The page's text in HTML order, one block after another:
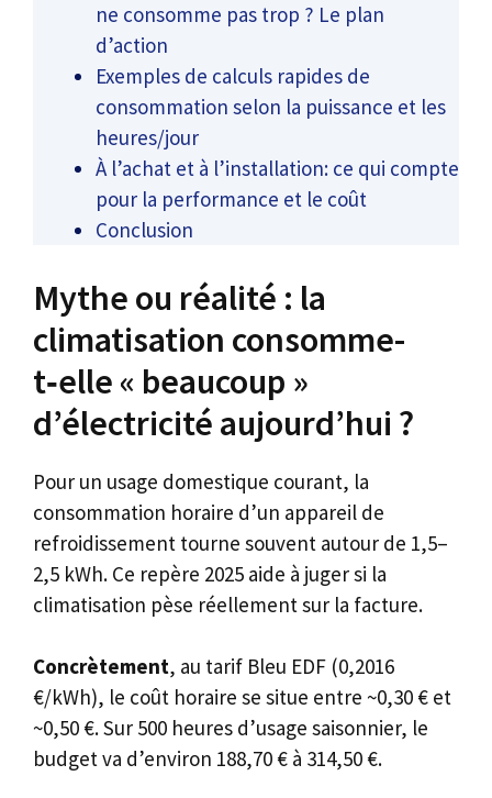
ne consomme pas trop ? Le plan
d’action
Exemples de calculs rapides de
consommation selon la puissance et les
heures/jour
À l’achat et à l’installation: ce qui compte
pour la performance et le coût
Conclusion
Mythe ou réalité : la
climatisation consomme-
t‑elle « beaucoup »
d’électricité aujourd’hui ?
Pour un usage domestique courant, la
consommation horaire d’un appareil de
refroidissement tourne souvent autour de 1,5–
2,5 kWh. Ce repère 2025 aide à juger si la
climatisation pèse réellement sur la facture.
Concrètement, au tarif Bleu EDF (0,2016
€/kWh), le coût horaire se situe entre ~0,30 € et
~0,50 €. Sur 500 heures d’usage saisonnier, le
budget va d’environ 188,70 € à 314,50 €.